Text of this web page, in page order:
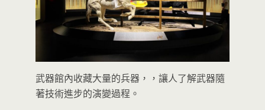
武器館內收藏大量的兵器，，讓人了解武器隨
著技術進步的演變過程。